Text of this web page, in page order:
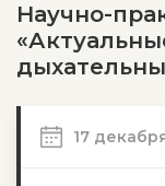
Научно-
17